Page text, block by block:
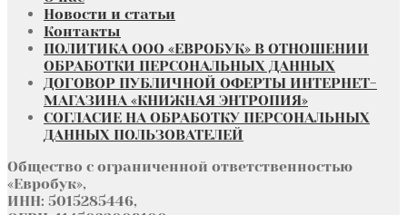
Новости и статьи
Контакты
ПОЛИТИКА ООО «ЕВРОБУК» В ОТНОШЕНИИ
ОБРАБОТКИ ПЕРСОНАЛЬНЫХ ДАННЫХ
ДОГОВОР ПУБЛИЧНОЙ ОФЕРТЫ ИНТЕРНЕТ-
МАГАЗИНА «КНИЖНАЯ ЭНТРОПИЯ»
СОГЛАСИЕ НА ОБРАБОТКУ ПЕРСОНАЛЬНЫХ
ДАННЫХ ПОЛЬЗОВАТЕЛЕЙ
Общество с ограниченной ответственностью
«Евробук»,
ИНН: 5015285446,